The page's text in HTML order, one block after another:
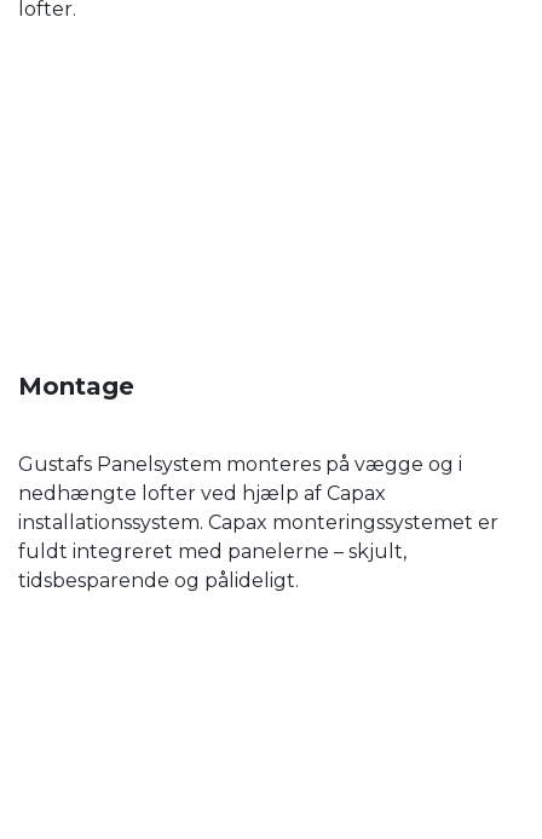
lofter.
Montage
Gustafs Panelsystem monteres på vægge og i
nedhængte lofter ved hjælp af Capax
installationssystem. Capax monteringssystemet er
fuldt integreret med panelerne – skjult,
tidsbesparende og pålideligt.